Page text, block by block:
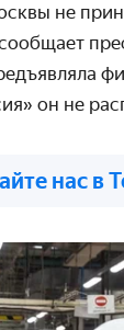
не
он не
нас в